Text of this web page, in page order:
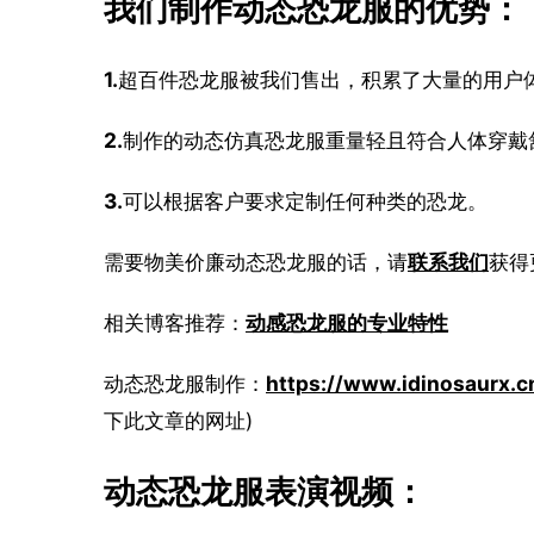
我们制作动态恐龙服的优势：
1.超百件恐龙服被我们售出，积累了大量的用户
2.制作的动态仿真恐龙服重量轻且符合人体穿
3.可以根据客户要求定制任何种类的恐龙。
需要物美价廉动态恐龙服的话，请联系我们获
相关博客推荐： 动感恐龙服的专业特性
动态恐龙服制作： https://
下此文章的网址)
动态恐龙服表演视频：